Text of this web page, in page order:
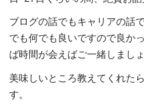
ブログの話でもキャリアの話
でも何でも良いですので良か
ば時間が会えばご一緒しましょ
美味しいところ教えてくれた
す。